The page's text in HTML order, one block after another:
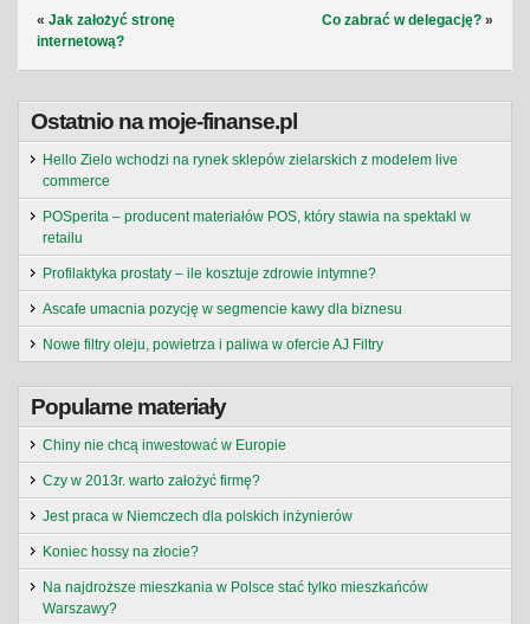
Co zabrać w delegację? »
« Jak założyć stronę
internetową?
Ostatnio na moje-finanse.pl
Hello Zielo wchodzi na rynek sklepów zielarskich z modelem live
commerce
POSperita – producent materiałów POS, który stawia na spektakl w
retailu
Profilaktyka prostaty – ile kosztuje zdrowie intymne?
Ascafe umacnia pozycję w segmencie kawy dla biznesu
Nowe filtry oleju, powietrza i paliwa w ofercie AJ Filtry
Popularne materiały
Chiny nie chcą inwestować w Europie
Czy w 2013r. warto założyć firmę?
Jest praca w Niemczech dla polskich inżynierów
Koniec hossy na złocie?
Na najdroższe mieszkania w Polsce stać tylko mieszkańców
Warszawy?